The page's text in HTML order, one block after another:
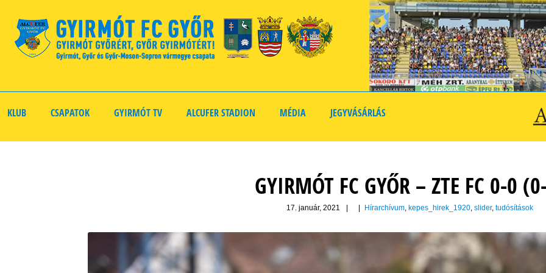
KLUB CSAPATOK GYIRMÓT TV ALCUFER STADION MÉDIA JEGYVÁSÁRLÁS
GYIRMÓT FC GYŐR – ZTE FC 0-0
17. január, 2021 Hírarchívum, kepes_hirek_1920, slider, tudósítások